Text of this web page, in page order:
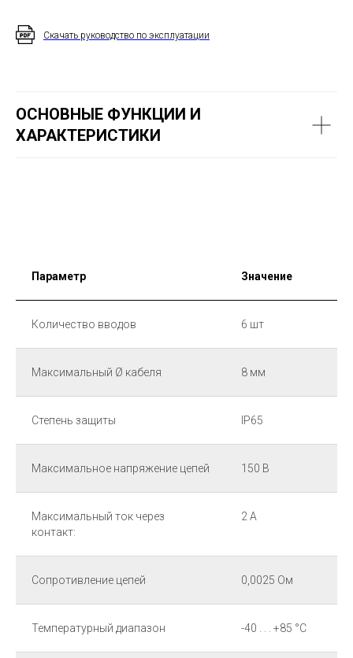
Скачать руководство по эксплуатации
ОСНОВНЫЕ ФУНКЦИИ И
ХАРАКТЕРИСТИКИ
Параметр Значение
Количество вводов 6 шт
Максимальный Ø кабеля 8 мм
Степень защиты IP65
Максимальное напряжение цепей 150 В
Максимальный ток через
контакт:
2 А
Сопротивление цепей 0,0025 Ом
Температурный диапазон -40 . . . +85 °С